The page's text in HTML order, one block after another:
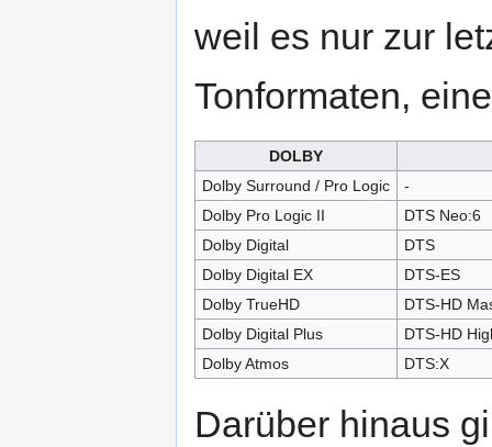
weil es nur zur
Tonformaten,
DOLBY
Dolby Surround / Pro Logic
-
Dolby Pro Logic II
DTS Neo:6
Dolby Digital
DTS
Dolby Digital EX
DTS-ES
Dolby TrueHD
DTS-HD
Dolby Digital Plus
DTS-HD
Dolby Atmos
DTS:X
Darüber hinaus